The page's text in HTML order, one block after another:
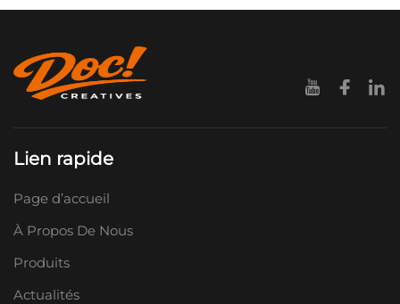
Lien rapide
Page d’accueil
À Propos De Nous
Produits
Actualités